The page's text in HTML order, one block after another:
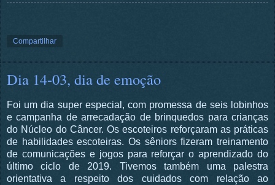
Compartilhar
Dia 14-03, dia de emoção
Foi um dia super especial, com promessa de seis lobinhos
e campanha de arrecadação de brinquedos para crianças
do Núcleo do Câncer. Os escoteiros reforçaram as práticas
de habilidades escoteiras. Os sêniors fizeram treinamento
de comunicações e jogos para reforçar o aprendizado do
último ciclo de 2019. Tivemos também uma palestra
orientativa a respeito dos cuidados com relação ao